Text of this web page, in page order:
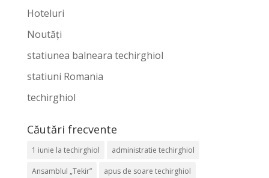
Hoteluri
Noutăți
statiunea balneara techirghiol
statiuni Romania
techirghiol
Căutări frecvente
1 iunie la techirghiol administratie techirghiol
Ansamblul „Tekir” apus de soare techirghiol